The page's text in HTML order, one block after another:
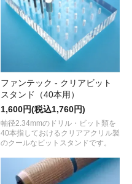
ファンテック - クリアビット
スタンド（40本用）
1,600円(税込1,760円)
軸径2.34mmのドリル・ビット類を
40本指しておけるクリアアクリル製
のクールなビットスタンドです。